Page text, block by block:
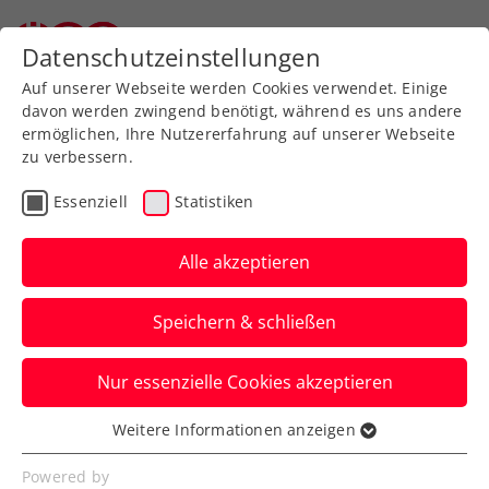
Zurück zur Newsübersicht
Turniere
French Open:
Erfolgreiches Paris-Debüt
für Schwärzler
Die große ÖTV-Nachwuchshoffnung
gewinnt das Auftaktmatch im
Jugendbewerb nach Satzrückstand.
Verfasst von: Manuel Wachta, 04.06.2023
Datenschutzeinstellungen
Auf unserer Webseite werden Cookies verwendet. Einige
davon werden zwingend benötigt, während es uns andere
ermöglichen, Ihre Nutzererfahrung auf unserer Webseite
zu verbessern.
Essenziell Statistiken
Alle akzeptieren
Speichern & schließen
Nur essenzielle Cookies akzeptieren
Essenziell
Essenzielle Cookies werden für grundlegende
Weitere Informationen anzeigen
Powered by